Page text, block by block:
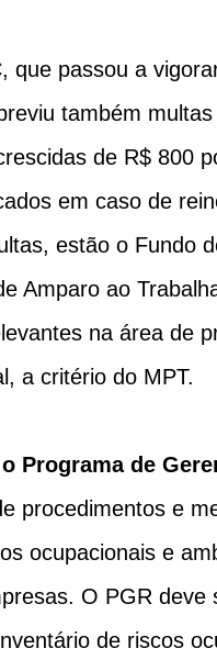
que passou a
também
de R$ 800
em caso de
estão o Fundo
Amparo ao
na área de
a critério do MPT.
Programa de
procedimentos e
ocupacionais e
O PGR
de riscos